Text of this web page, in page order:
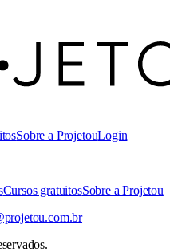
Sobre a ProjetouLogin
Cursos gratuitosSobre a Projetou